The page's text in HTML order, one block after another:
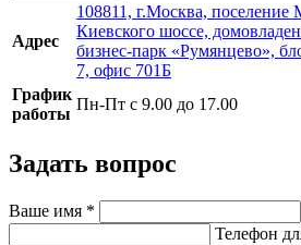
Адрес
108811, г.Москва,
Киевского шоссе,
бизнес-парк «Румянцево»,
7, офис 701Б
График
работы
Пн-Пт с 9.00 до 17.00
Задать вопрос
Ваше имя *
Телефон